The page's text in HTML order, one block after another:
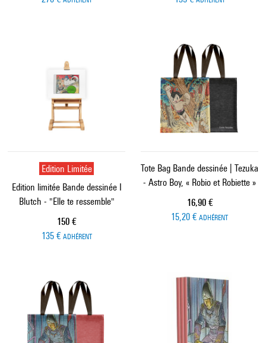
Edition Limitée
Edition limitée Bande dessinée I
Blutch - "Elle te ressemble"
Prix ​​actuel
150 €
135 € ADHÉRENT
Tote Bag Bande dessinée | Tezuka
- Astro Boy, « Robio et Robiette »
Prix ​​actuel
16,90 €
15,20 € ADHÉRENT